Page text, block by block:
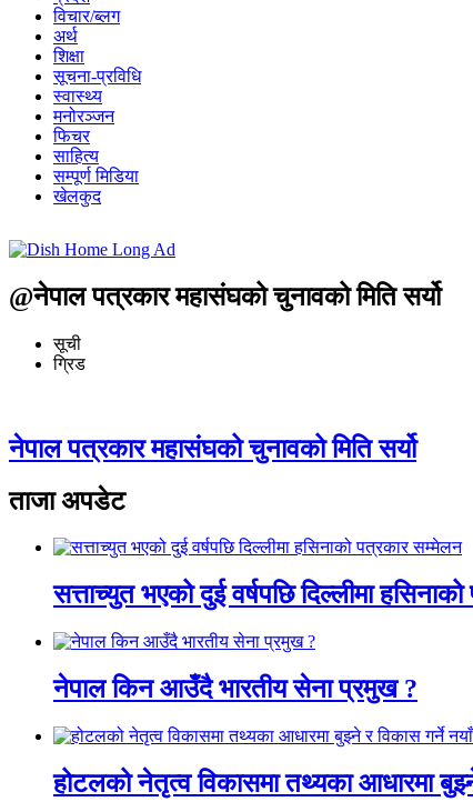
विचार/ब्लग
अर्थ
शिक्षा
सूचना-प्रविधि
स्वास्थ्य
मनोरञ्जन
फिचर
साहित्य
सम्पूर्ण मिडिया
खेलकुद
@नेपाल पत्रकार महासंघको चुनावको मिति सर्यो
सूची
ग्रिड
नेपाल पत्रकार महासंघको चुनावको मिति सर्यो
ताजा अपडेट
सत्ताच्युत भएको दुई वर्षपछि दिल्लीमा
नेपाल किन आउँदै भारतीय सेना प्रमुख ?
होटलको नेतृत्व विकासमा तथ्यका आधारमा